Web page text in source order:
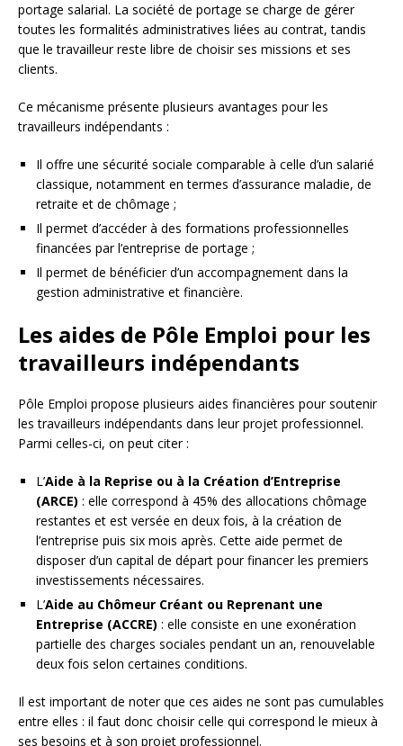
portage salarial. La société de portage se charge de gérer
toutes les formalités administratives liées au contrat, tandis
que le travailleur reste libre de choisir ses missions et ses
clients.
Ce mécanisme présente plusieurs avantages pour les
travailleurs indépendants :
Il offre une sécurité sociale comparable à celle d’un salarié
classique, notamment en termes d’assurance maladie, de
retraite et de chômage ;
Il permet d’accéder à des formations professionnelles
financées par l’entreprise de portage ;
Il permet de bénéficier d’un accompagnement dans la
gestion administrative et financière.
Les aides de Pôle Emploi pour les
travailleurs indépendants
Pôle Emploi propose plusieurs aides financières pour soutenir
les travailleurs indépendants dans leur projet professionnel.
Parmi celles-ci, on peut citer :
L’Aide à la Reprise ou à la Création d’Entreprise
(ARCE) : elle correspond à 45% des allocations chômage
restantes et est versée en deux fois, à la création de
l’entreprise puis six mois après. Cette aide permet de
disposer d’un capital de départ pour financer les premiers
investissements nécessaires.
L’Aide au Chômeur Créant ou Reprenant une
Entreprise (ACCRE) : elle consiste en une exonération
partielle des charges sociales pendant un an, renouvelable
deux fois selon certaines conditions.
Il est important de noter que ces aides ne sont pas cumulables
entre elles : il faut donc choisir celle qui correspond le mieux à
ses besoins et à son projet professionnel.